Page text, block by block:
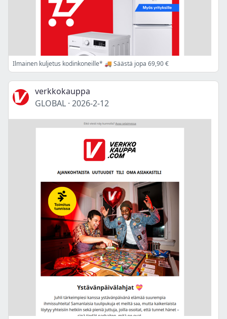
Ilmainen kuljetus kodinkoneille* 🚚 Säästä jopa 69,90 €
verkkokauppa
GLOBAL · 2026-2-12